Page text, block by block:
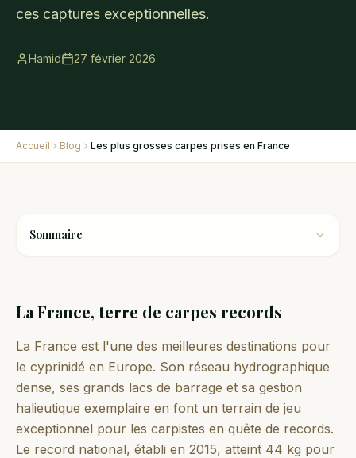
ces captures exceptionnelles.
Hamid 27 février 2026
Accueil Blog Les plus grosses carpes prises en France
Sommaire
La France, terre de carpes records
La France est l'une des meilleures destinations pour
le cyprinidé en Europe. Son réseau hydrographique
dense, ses grands lacs de barrage et sa gestion
halieutique exemplaire en font un terrain de jeu
exceptionnel pour les carpistes en quête de records.
Le record national, établi en 2015, atteint 44 kg pour